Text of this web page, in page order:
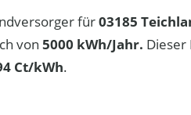
für03185
von5000 kWh/Jahr. Dieser
Ct/kWh.